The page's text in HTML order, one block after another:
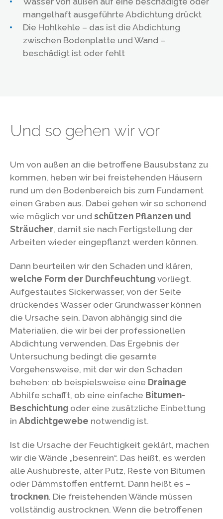
mangelhaft ausgeführte Abdichtung drückt
Die Hohlkehle – das ist die Abdichtung
zwischen Bodenplatte und Wand –
beschädigt ist oder fehlt
Und so gehen wir vor
Um von außen an die betroffene Bausubstanz zu
kommen, heben wir bei freistehenden Häusern
rund um den Bodenbereich bis zum Fundament
einen Graben aus. Dabei gehen wir so schonend
wie möglich vor und schützen Pflanzen und
Sträucher, damit sie nach Fertigstellung der
Arbeiten wieder eingepflanzt werden können.
Dann beurteilen wir den Schaden und klären,
welche Form der Durchfeuchtungvorliegt.
Aufgestautes Sickerwasser, von der Seite
drückendes Wasser oder Grundwasser können
die Ursache sein. Davon abhängig sind die
Materialien, die wir bei der professionellen
Abdichtung verwenden. Das Ergebnis der
Untersuchung bedingt die gesamte
Vorgehensweise, mit der wir den Schaden
beheben: ob beispielsweise eine Drainage
Abhilfe schafft, ob eine einfache Bitumen-
Beschichtung oder eine zusätzliche Einbettung
in Abdichtgewebe notwendig ist.
Ist die Ursache der Feuchtigkeit geklärt, machen
wir die Wände „besenrein“. Das heißt, es werden
alle Aushubreste, alter Putz, Reste von Bitumen
oder Dämmstoffen entfernt. Dann heißt es –
trocknen. Die freistehenden Wände müssen
vollständig austrocknen. Wenn die betroffenen